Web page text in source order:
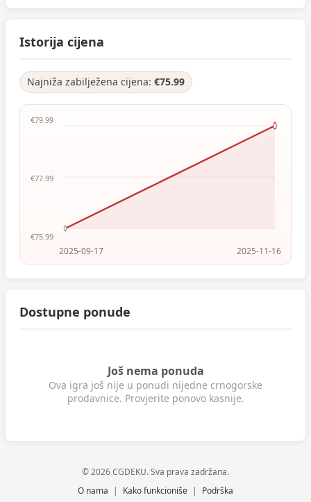
Istorija cijena
Najniža zabilježena cijena: €75.99
€79.99
€77.99
€75.99
2025-09-17 2025-11-16
Dostupne ponude
Još nema ponuda
Ova igra još nije u ponudi nijedne crnogorske
prodavnice. Provjerite ponovo kasnije.
© 2026 CGDEKU. Sva prava zadržana.
O nama
| Kako funkcioniše | Podrška